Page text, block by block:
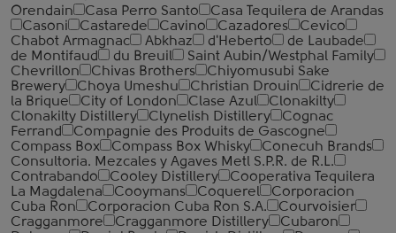
Orendain
Casa Perro Santo
Casa Tequilera de Arandas
Casoni
Castarede Cavino Cazadores
Cevico
Chabot Armagnac
Abkhaz d'Heberto
de Laubade
de Montifaud
du Breuil
Saint Aubin/Westphal Family
Chevrillon
Chivas Brothers
Chiyomusubi Sake
Brewery
Choya Umeshu Christian Drouin
Cidrerie de
la Brique
City of London Clase Azul
Clonakilty
Clonakilty Distillery
Clynelish Distillery
Cognac
Ferrand
Compagnie des Produits de Gascogne
Compass Box
Compass Box Whisky
Conecuh Brands
Consultoria. Mezcales y Agaves Metl S.P.R. de R.L.
Contrabando
Cooley Distillery
Cooperativa Tequilera
La Magdalena
Cooymans Coquerel
Corporacion
Cuba Ron
Corporacion Cuba Ron S.A.
Courvoisier
Cragganmore
Cragganmore Distillery
Cubaron